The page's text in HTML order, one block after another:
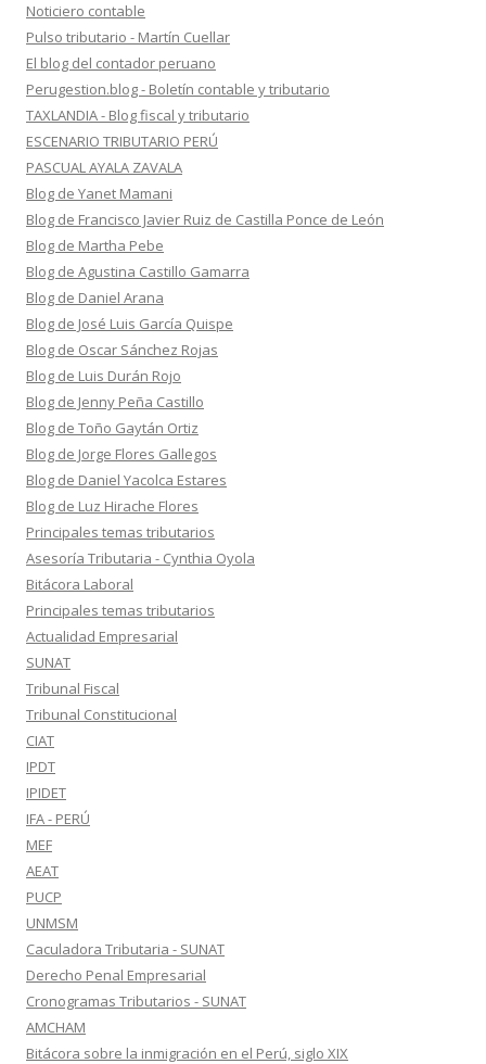
Noticiero contable
Pulso tributario - Martín Cuellar
El blog del contador peruano
Perugestion.blog - Boletín contable y tributario
TAXLANDIA - Blog fiscal y tributario
ESCENARIO TRIBUTARIO PERÚ
PASCUAL AYALA ZAVALA
Blog de Yanet Mamani
Blog de Francisco Javier Ruiz de Castilla Ponce de León
Blog de Martha Pebe
Blog de Agustina Castillo Gamarra
Blog de Daniel Arana
Blog de José Luis García Quispe
Blog de Oscar Sánchez Rojas
Blog de Luis Durán Rojo
Blog de Jenny Peña Castillo
Blog de Toño Gaytán Ortiz
Blog de Jorge Flores Gallegos
Blog de Daniel Yacolca Estares
Blog de Luz Hirache Flores
Principales temas tributarios
Asesoría Tributaria - Cynthia Oyola
Bitácora Laboral
Principales temas tributarios
Actualidad Empresarial
SUNAT
Tribunal Fiscal
Tribunal Constitucional
CIAT
IPDT
IPIDET
IFA - PERÚ
MEF
AEAT
PUCP
UNMSM
Caculadora Tributaria - SUNAT
Derecho Penal Empresarial
Cronogramas Tributarios - SUNAT
AMCHAM
Bitácora sobre la inmigración en el Perú, siglo XIX